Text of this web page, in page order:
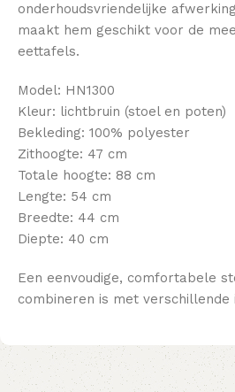
onderhoudsvriendelijke
maakt hem geschikt voor de
eettafels.
Model: HN1300
Kleur: lichtbruin (stoel en poten)
Bekleding: 100% polyester
Zithoogte: 47 cm
Totale hoogte: 88 cm
Lengte: 54 cm
Breedte: 44 cm
Diepte: 40 cm
Een eenvoudige, comfortabele
combineren is met verschillende